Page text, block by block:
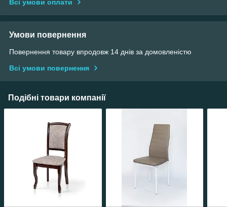
Всі умови оплати
Умови повернення
Повернення товару впродовж 14 днів за домовленістю
Всі умови повернення
Подібні товари компанії